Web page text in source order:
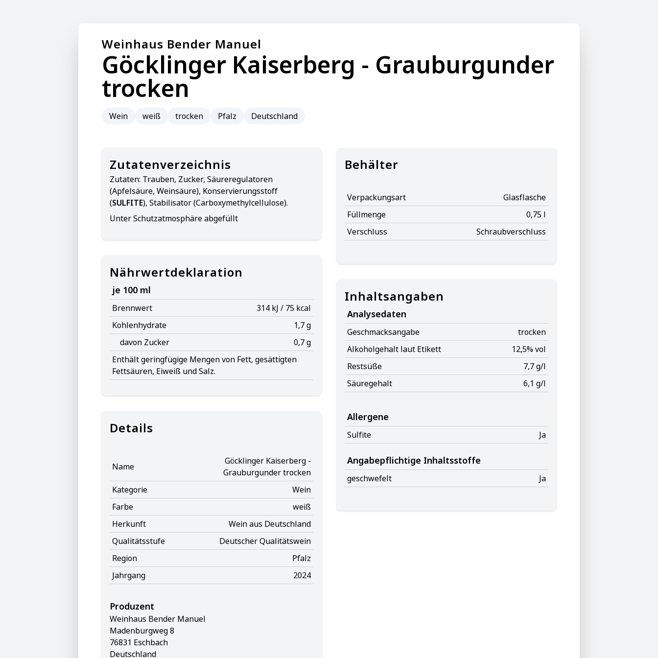
Weinhaus Bender Manuel
Göcklinger Kaiserberg - Grauburgunder
trocken
Wein weiß trocken Pfalz Deutschland
Zutatenverzeichnis
Zutaten: Trauben, Zucker, Säureregulatoren
(Apfelsäure, Weinsäure), Konservierungsstoff
(SULFITE), Stabilisator (Carboxymethylcellulose).
Unter Schutzatmosphäre abgefüllt
Nährwertdeklaration
je 100 ml
Brennwert
314 kJ / 75 kcal
Kohlenhydrate
1,7 g
davon Zucker
0,7 g
Enthält geringfügige Mengen von Fett, gesättigten
Fettsäuren, Eiweiß und Salz.
Details
Name
Göcklinger Kaiserberg -
Grauburgunder trocken
Kategorie
Wein
Farbe
weiß
Herkunft
Wein aus Deutschland
Qualitätsstufe
Deutscher Qualitätswein
Region
Pfalz
Jahrgang
2024
Produzent
Weinhaus Bender Manuel
Madenburgweg 8
76831 Eschbach
Deutschland
Behälter
Verpackungsart
Glasflasche
Füllmenge
0,75 l
Verschluss
Schraubverschluss
Inhaltsangaben
Analysedaten
Geschmacksangabe
trocken
Alkoholgehalt laut Etikett
12,5% vol
Restsüße
7,7 g/l
Säuregehalt
6,1 g/l
Allergene
Sulfite Ja
Angabepflichtige Inhaltsstoffe
geschwefelt Ja